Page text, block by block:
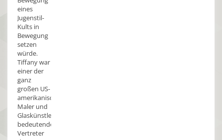
eines
Jugenstil-
Kults in
Bewegung
setzen
würde.
Tiffany war
einer der
ganz
großen US-
amerikanischen
Maler und
Glaskünstler,
bedeutender
Vertreter